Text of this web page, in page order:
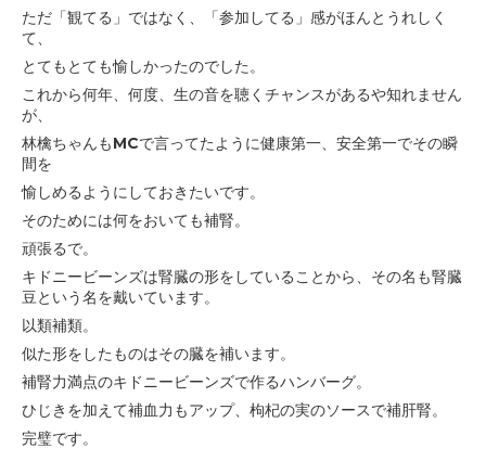
ただ「観てる」ではなく、「参加してる」感がほんとうれしく
て、
とてもとても愉しかったのでした。
これから何年、何度、生の音を聴くチャンスがあるや知れません
が、
林檎ちゃんもMCで言ってたように健康第一、安全第一でその瞬
間を
愉しめるようにしておきたいです。
そのためには何をおいても補腎。
頑張るで。
キドニービーンズは腎臓の形をしていることから、その名も腎臓
豆という名を戴いています。
以類補類。
似た形をしたものはその臓を補います。
補腎力満点のキドニービーンズで作るハンバーグ。
ひじきを加えて補血力もアップ、枸杞の実のソースで補肝腎。
完璧です。